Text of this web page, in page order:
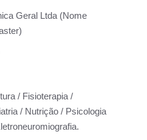
Geral Ltda (Nome
/ Fisioterapia /
/ Nutrição / Psicologia